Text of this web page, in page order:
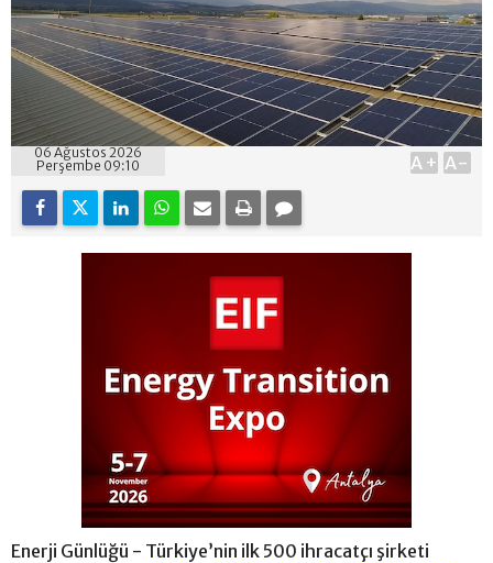
06 Ağustos 2026
Perşembe 09:10
A+ A-
Enerji Günlüğü - Türkiye’nin ilk 500 ihracatçı şirketi